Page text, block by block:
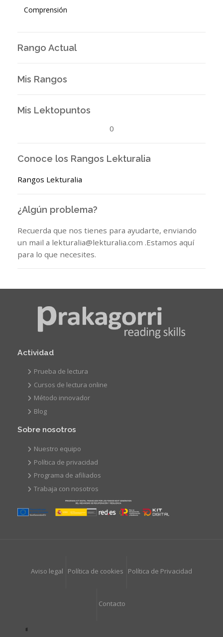
Comprensión
Rango Actual
Mis Rangos
Mis Lektopuntos
0
Conoce los Rangos Lekturalia
Rangos Lekturalia
¿Algún problema?
Recuerda que nos tienes para ayudarte, enviando
un mail a lekturalia@lekturalia.com .Estamos aquí
para lo que necesites.
Actividad
Prueba de lectura
Cursos de lectura online
Método innovador
Blog
Sobre nosotros
Nuestro equipo
Política de privacidad
Programa de afiliados
Trabaja con nosotros
Aviso legal Política de cookies Política de Privacidad
Contacto